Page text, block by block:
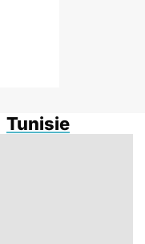
Tunisie